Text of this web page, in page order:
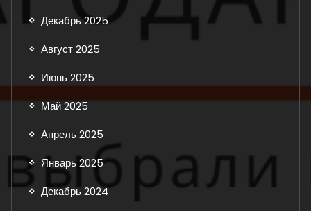
Декабрь 2025
Август 2025
Июнь 2025
Май 2025
Апрель 2025
Январь 2025
Декабрь 2024